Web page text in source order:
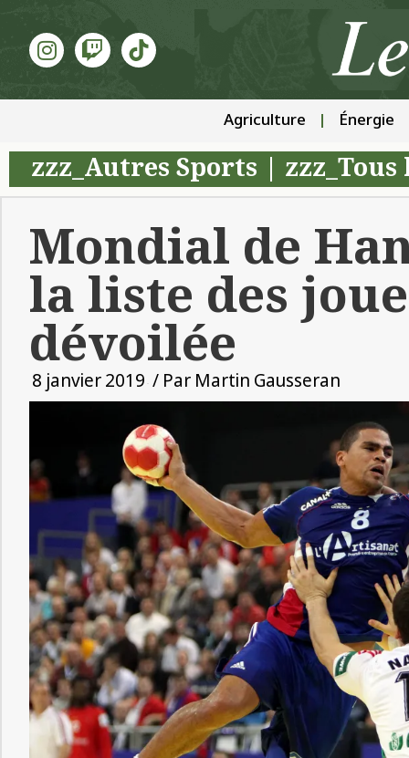
Agriculture Énergie
zzz_Autres Sports
Mondial de
la liste des
dévoilée
8 janvier 2019 / Par Martin Gausseran